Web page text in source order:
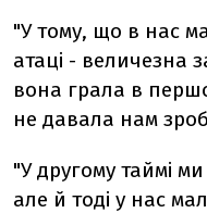
"У тому, що в нас
атаці - величезна
вона грала в
не давала нам
"У другому таймі
але й тоді у нас